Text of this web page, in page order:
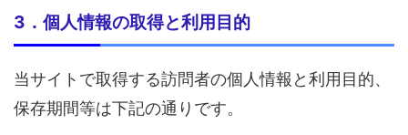
3．個人情報の取得と利用目的
当サイトで取得する訪問者の個人情報と利用目的、
保存期間等は下記の通りです。